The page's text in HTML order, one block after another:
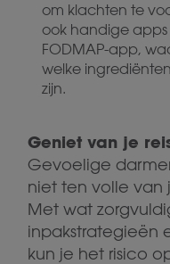
om klachten te
ook handige apps
FODMAP-app,
welke
zijn.
Geniet van je
Gevoelige
niet ten volle van
Met wat
inpakstrategieën
kun je het risico